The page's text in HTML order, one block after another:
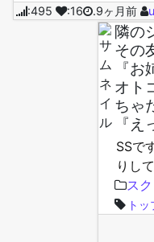
:495 :16 .9ヶ月前
隣の
その
『
オト
ちゃ
『え
SSで
りし
ス
ト